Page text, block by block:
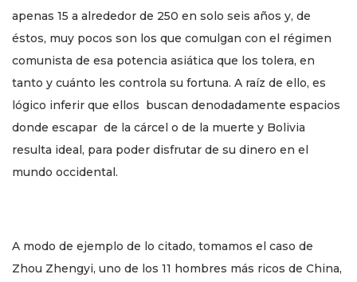
apenas 15 a alrededor de 250 en solo seis años y, de
éstos, muy pocos son los que comulgan con el régimen
comunista de esa potencia asiática que los tolera, en
tanto y cuánto les controla su fortuna. A raíz de ello, es
lógico inferir que ellos buscan denodadamente espacios
donde escapar de la cárcel o de la muerte y Bolivia
resulta ideal, para poder disfrutar de su dinero en el
mundo occidental.
A modo de ejemplo de lo citado, tomamos el caso de
Zhou Zhengyi, uno de los 11 hombres más ricos de China,